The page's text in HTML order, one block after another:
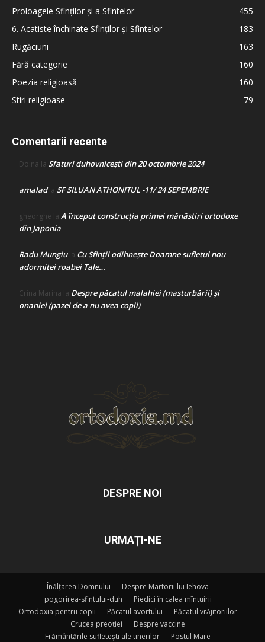
Proloagele Sfinților și a Sfintelor
455
6. Acatiste închinate Sfinților și Sfintelor
183
Rugăciuni
163
Fără categorie
160
Poezia religioasă
160
Stiri religioase
79
Comentarii recente
Doina la Sfaturi duhovnicești din 20 octombrie 2024
amaladla SF SILUAN ATHONITUL -11/ 24 SEPEMBRIE
gheorghe la A început construcţia primei mănăstiri ortodoxe
din Japonia
Radu Mungiula Cu Sfinții odihnește Doamne sufletul nou
adormitei roabei Tale…
Crina Marina la Despre păcatul malahiei (masturbării) şi
onaniei (pazei de a nu avea copii)
DESPRE NOI
URMAȚI-NE
Înălțarea Domnului
Despre Martorii lui Iehova
pogorirea-sfintului-duh
Piedici în calea mîntuirii
Ortodoxia pentru copii
Păcatul avortului
Păcatul vrăjitoriilor
Crucea preoției
Despre vaccine
Frământările sufletești ale tinerilor
Postul Mare